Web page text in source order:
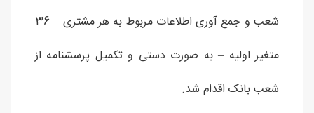
شعب و جمع آوری اطلاعات مربوط به هر مشتری – 36
متغیر اولیه – به صورت دستی و تکمیل پرسشنامه از
شعب بانک اقدام شد.